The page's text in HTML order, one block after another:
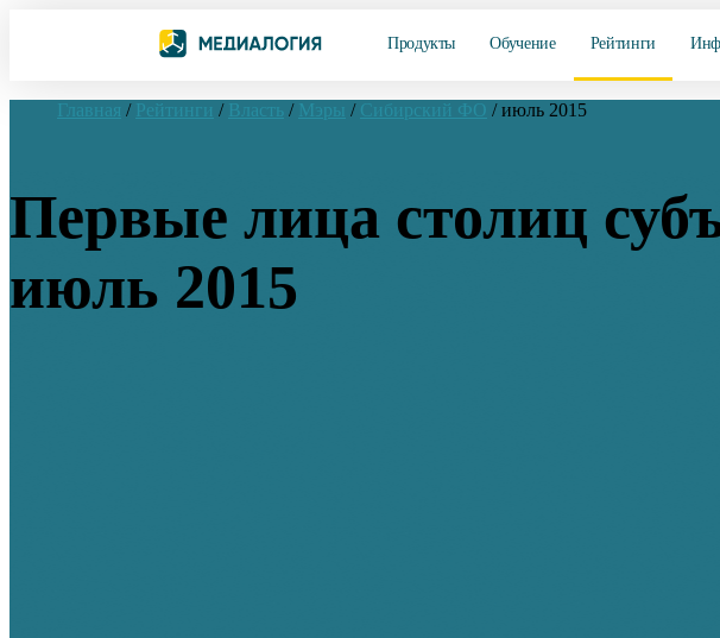
Продукты Обучение Рейтинги
Главная / Рейтинги / Власть / Мэры / Сибирский ФО / июль 2015
Первые лица столиц
июль 2015